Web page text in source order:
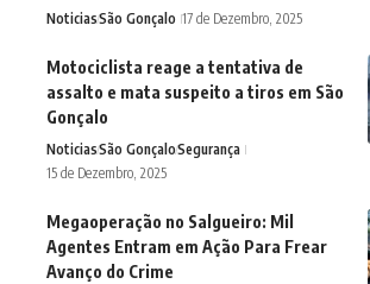
NoticiasSão Gonçalo 17 de Dezembro, 2025
Motociclista reage a tentativa de
assalto e mata suspeito a tiros em São
Gonçalo
NoticiasSão GonçaloSegurança
15 de Dezembro, 2025
Megaoperação no Salgueiro: Mil
Agentes Entram em Ação Para Frear
Avanço do Crime